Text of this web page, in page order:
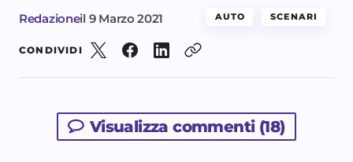
Redazioneil 9 Marzo 2021 AUTO SCENARI
CONDIVIDI
Visualizza commenti (18)